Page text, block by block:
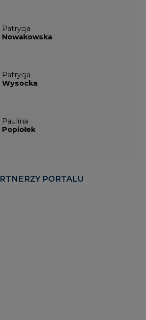
Patrycja
Nowakowska
Patrycja
Wysocka
Paulina
Popiołek
PORTALU